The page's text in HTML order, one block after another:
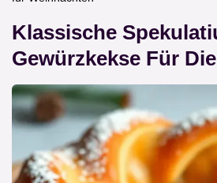
Klassische
Gewürzkekse Für